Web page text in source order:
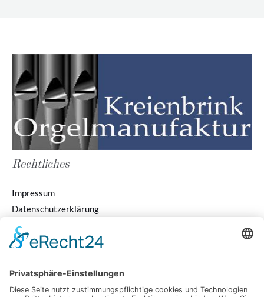
Rechtliches
Impressum
Datenschutzerklärung
Kontakt
Kreienbrink Orgelmanufaktur GmbH
Hermann-Müller-Straße 14 | 49124 Georgsmarienhütte